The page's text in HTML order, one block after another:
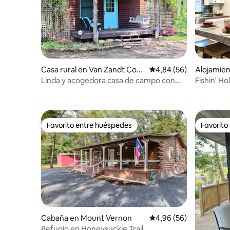
Casa rural en Van Zandt Cou
nty
Calificación promedio:
4,84 (56)
Linda y acogedora casa de campo con
Fishin'
Favorito entre huéspedes
Favorito entre huéspedes
Cabaña en Mount Vernon Calificación promedio:
4,96 (56)